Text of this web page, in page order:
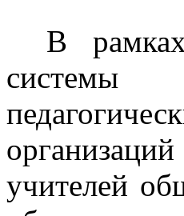
В
системы
учителей